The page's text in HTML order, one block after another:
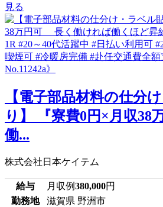
見る
【電子部品材料の仕分
り】 『寮費0円×月収
働...
株式会社日本ケイテム
給与 月収例380,000円
勤務地
滋賀県 野洲市